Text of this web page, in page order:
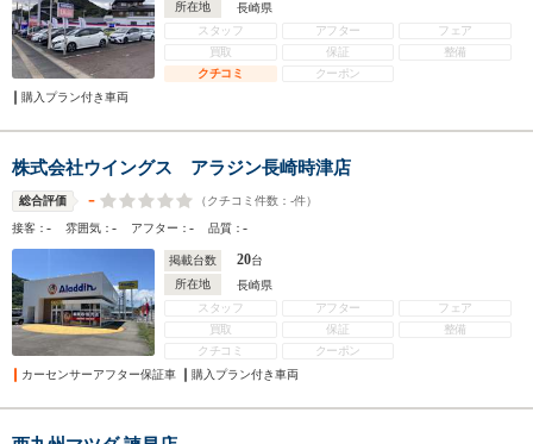
所在地
長崎県
スタッフ
アフター
フェア
買取
保証
整備
クチコミ
クーポン
購入プラン付き車両
株式会社ウイングス アラジン長崎時津店
総合評価 - （クチコミ件数： -件）
接客：- 雰囲気：- アフター：- 品質：-
掲載台数 20台
所在地
長崎県
スタッフ
アフター
フェア
買取
保証
整備
クチコミ
クーポン
カーセンサーアフター保証車
購入プラン付き車両